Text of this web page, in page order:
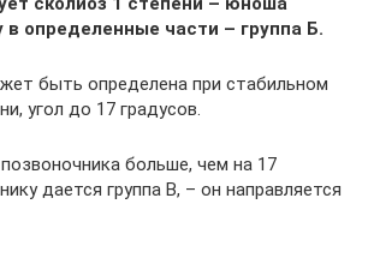
в определенные части – группа Б.
быть определена при стабильном
угол до 17 градусов.
больше, чем на 17
дается группа B, – он направляется